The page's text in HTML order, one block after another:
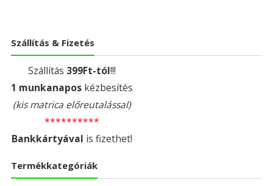
Szállítás & Fizetés
Szállítás 399Ft-tól!!!
1 munkanaposkézbesítés
(kis matrica előreutalással)
**********
Bankkártyával is fizethet!
Termékkategóriák